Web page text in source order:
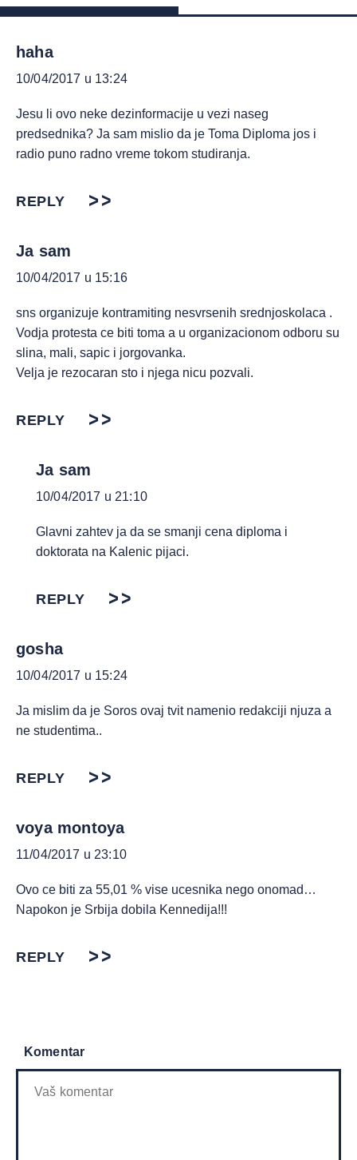
haha
10/04/2017 u 13:24
Jesu li ovo neke dezinformacije u vezi naseg
predsednika? Ja sam mislio da je Toma Diploma jos i
radio puno radno vreme tokom studiranja.
REPLY
Ja sam
10/04/2017 u 15:16
sns organizuje kontramiting nesvrsenih srednjoskolaca .
Vodja protesta ce biti toma a u organizacionom odboru su
slina, mali, sapic i jorgovanka.
Velja je rezocaran sto i njega nicu pozvali.
REPLY
Ja sam
10/04/2017 u 21:10
Glavni zahtev ja da se smanji cena diploma i
doktorata na Kalenic pijaci.
REPLY
gosha
10/04/2017 u 15:24
Ja mislim da je Soros ovaj tvit namenio redakciji njuza a
ne studentima..
REPLY
voya montoya
11/04/2017 u 23:10
Ovo ce biti za 55,01 % vise ucesnika nego onomad…
Napokon je Srbija dobila Kennedija!!!
REPLY
Komentar